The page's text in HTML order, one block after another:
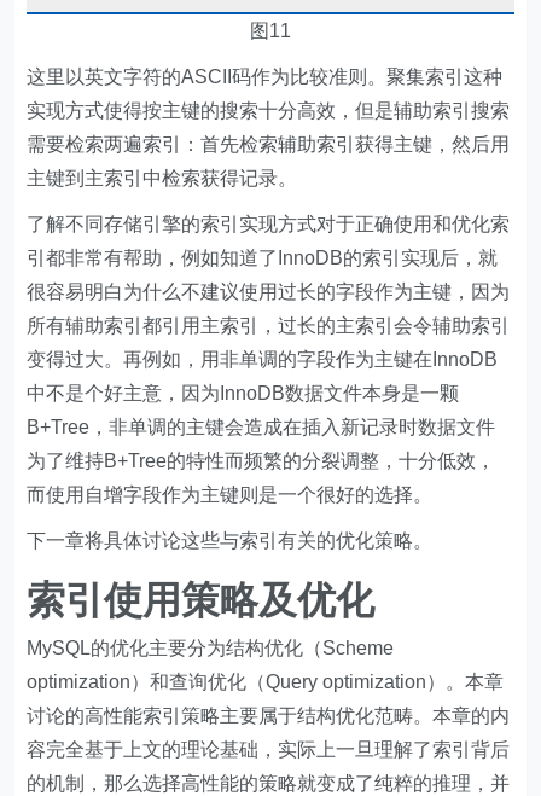
图11
这里以英文字符的ASCII码作为比较准则。聚集索引这种
实现方式使得按主键的搜索十分高效，但是辅助索引搜索
需要检索两遍索引：首先检索辅助索引获得主键，然后用
主键到主索引中检索获得记录。
了解不同存储引擎的索引实现方式对于正确使用和优化索
引都非常有帮助，例如知道了InnoDB的索引实现后，就
很容易明白为什么不建议使用过长的字段作为主键，因为
所有辅助索引都引用主索引，过长的主索引会令辅助索引
变得过大。再例如，用非单调的字段作为主键在InnoDB
中不是个好主意，因为InnoDB数据文件本身是一颗
B+Tree，非单调的主键会造成在插入新记录时数据文件
为了维持B+Tree的特性而频繁的分裂调整，十分低效，
而使用自增字段作为主键则是一个很好的选择。
下一章将具体讨论这些与索引有关的优化策略。
索引使用策略及优化
MySQL的优化主要分为结构优化（Scheme
optimization）和查询优化（Query optimization）。本章
讨论的高性能索引策略主要属于结构优化范畴。本章的内
容完全基于上文的理论基础，实际上一旦理解了索引背后
的机制，那么选择高性能的策略就变成了纯粹的推理，并